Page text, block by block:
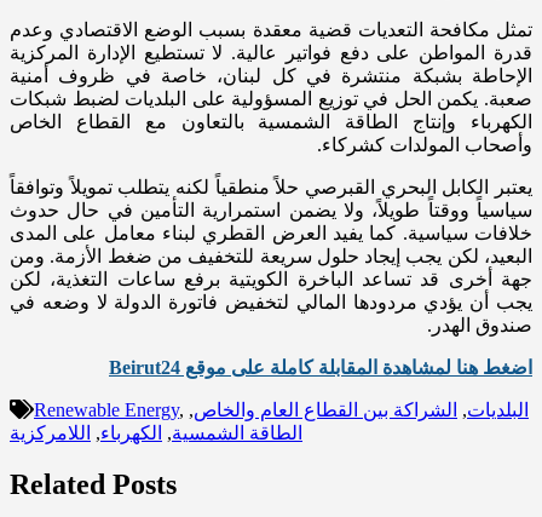
تمثل مكافحة التعديات قضية معقدة بسبب الوضع الاقتصادي وعدم
قدرة المواطن على دفع فواتير عالية. لا تستطيع الإدارة المركزية
الإحاطة بشبكة منتشرة في كل لبنان، خاصة في ظروف أمنية
صعبة. يكمن الحل في توزيع المسؤولية على البلديات لضبط شبكات
الكهرباء وإنتاج الطاقة الشمسية بالتعاون مع القطاع الخاص
وأصحاب المولدات كشركاء.
يعتبر الكابل البحري القبرصي حلاً منطقياً لكنه يتطلب تمويلاً وتوافقاً
سياسياً ووقتاً طويلاً، ولا يضمن استمرارية التأمين في حال حدوث
خلافات سياسية. كما يفيد العرض القطري لبناء معامل على المدى
البعيد، لكن يجب إيجاد حلول سريعة للتخفيف من ضغط الأزمة. ومن
جهة أخرى قد تساعد الباخرة الكويتية برفع ساعات التغذية، لكن
يجب أن يؤدي مردودها المالي لتخفيض فاتورة الدولة لا وضعه في
صندوق الهدر.
اضغط هنا لمشاهدة المقابلة كاملة على موقع Beirut24
Renewable Energy, البلديات, الشراكة بين القطاع العام والخاص,
الطاقة الشمسية, الكهرباء, اللامركزية
Related Posts